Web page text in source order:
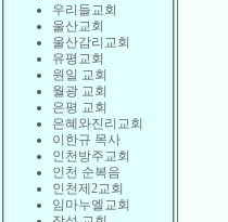
우리들교회
울산교회
울산감리교회
유평교회
원일 교회
월광 교회
은평 교회
은혜와진리교회
이한규 목사
인천방주교회
인천 순복음
인천제2교회
임마누엘교회